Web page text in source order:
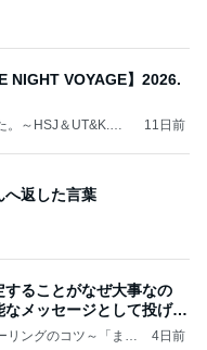
NIGHT VOYAGE】2026.
～HSJ＆UT&K.O.
11日前
へ返した言葉
ることがなぜ大事なの
メッセージとして投げる
ングのコツ～「まと
4日前